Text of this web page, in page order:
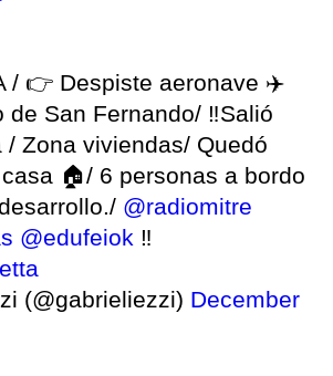
/ 👉 Despiste aeronave ✈️
de San Fernando/ ‼️Salió
/ Zona viviendas/ Quedó
🏠/ 6 personas a bordo
@radiomitre
@edufeiok ‼️
(@gabrieliezzi) December